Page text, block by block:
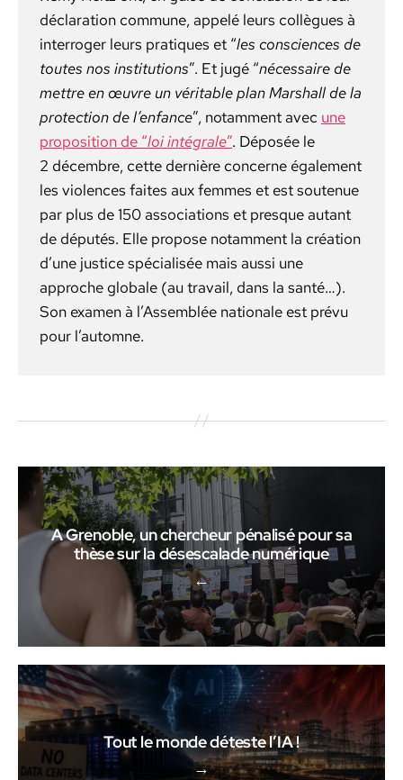
déc­la­ra­tion com­mune, appelé leurs col­lègues à
inter­roger leurs pra­tiques et “les con­sciences de
toutes nos insti­tu­tions”. Et jugé “néces­saire de
met­tre en œuvre un véri­ta­ble plan Mar­shall de la
pro­tec­tion de l’enfance”, notam­ment avec une
propo­si­tion de “loi inté­grale”. Déposée le
2 décem­bre, cette dernière con­cerne égale­ment
les vio­lences faites aux femmes et est soutenue
par plus de 150 asso­ci­a­tions et presque autant
de députés. Elle pro­pose notam­ment la créa­tion
d’une jus­tice spé­cial­isée mais aus­si une
approche glob­ale (au tra­vail, dans la san­té…).
Son exa­m­en à l’Assemblée nationale est prévu
pour l’automne.
←
A Grenoble, un chercheur pénalisé pour sa
thèse sur la désescalade numérique
→
Tout le monde déteste l’IA !